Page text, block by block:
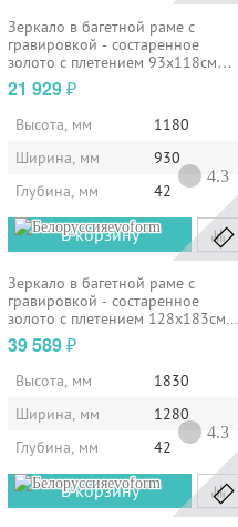
Зеркало в багетной раме с
гравировкой - состаренное
золото с плетением 93х118см
Evoform...
21 929₽
Высота, мм
1180
Ширина, мм
930
Глубина, мм
42
В корзину
evoform
4.3
Зеркало в багетной раме с
гравировкой - состаренное
золото с плетением 128х183см...
39 589₽
Высота, мм
1830
Ширина, мм
1280
Глубина, мм
42
В корзину
evoform
4.3